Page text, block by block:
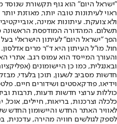
"ישראל היום" הוא גוף תקשורת שנוסד
ראוי לעיתונות טובה יותר, מאוזנת
ולא צועקת. עיתונות אמינה,
הפך "ישראל היום" לעיתון הישראלי
חול. מו"ל העיתון היא ד"ר מרים
והעורך המייסד הוא עמוס רגב. אתרי
חדשות מסביב לשעון, תוכן בלעדי,
וידיאו, פודקאסטים ושידורים חיים.
כוללות ערוצי חדשות ודעות, תרבות
לאוויר האתר החדש והיישומון החדש
לספק לגולשים חוויה מהירה, עדכנית,